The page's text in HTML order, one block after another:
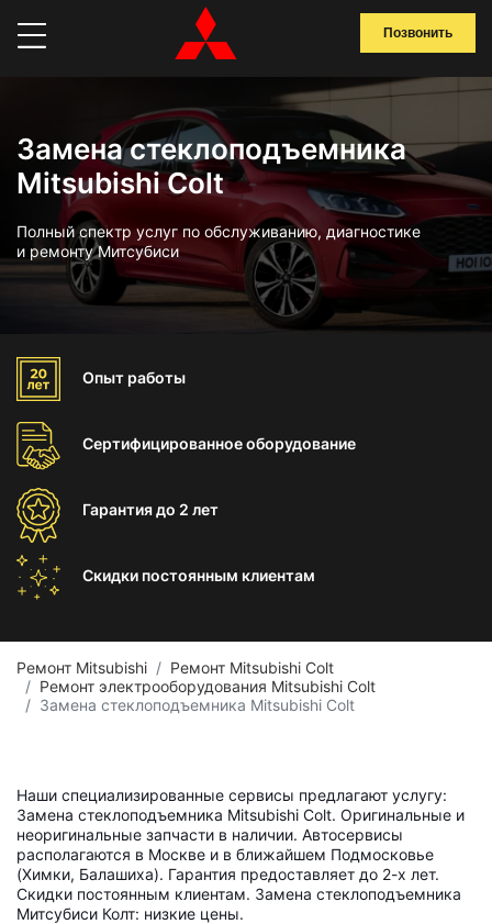
Позвонить
Замена стеклоподъемника
Mitsubishi Colt
Полный спектр услуг по обслуживанию, диагностике
и ремонту Митсубиси
Опыт работы
Сертифицированноеоборудование
Гарантиядо 2 лет
Скидки постоянным клиентам
Ремонт Mitsubishi
Ремонт Mitsubishi Colt
Ремонт электрооборудования Mitsubishi Colt
Замена стеклоподъемника Mitsubishi Colt
Наши специализированные сервисы предлагают услугу:
Замена стеклоподъемника Mitsubishi Colt. Оригинальные и
неоригинальные запчасти в наличии. Автосервисы
располагаются в Москве и в ближайшем Подмосковье
(Химки, Балашиха). Гарантия предоставляет до 2-х лет.
Скидки постоянным клиентам. Замена стеклоподъемника
Митсубиси Колт: низкие цены.